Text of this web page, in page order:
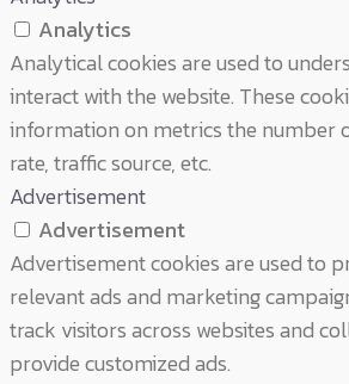
Analytics
Analytical cookies are used to
interact with the website. These
information on metrics the number
rate, traffic source, etc.
Advertisement
Advertisement
Advertisement cookies are used to
relevant ads and marketing
track visitors across websites and
provide customized ads.